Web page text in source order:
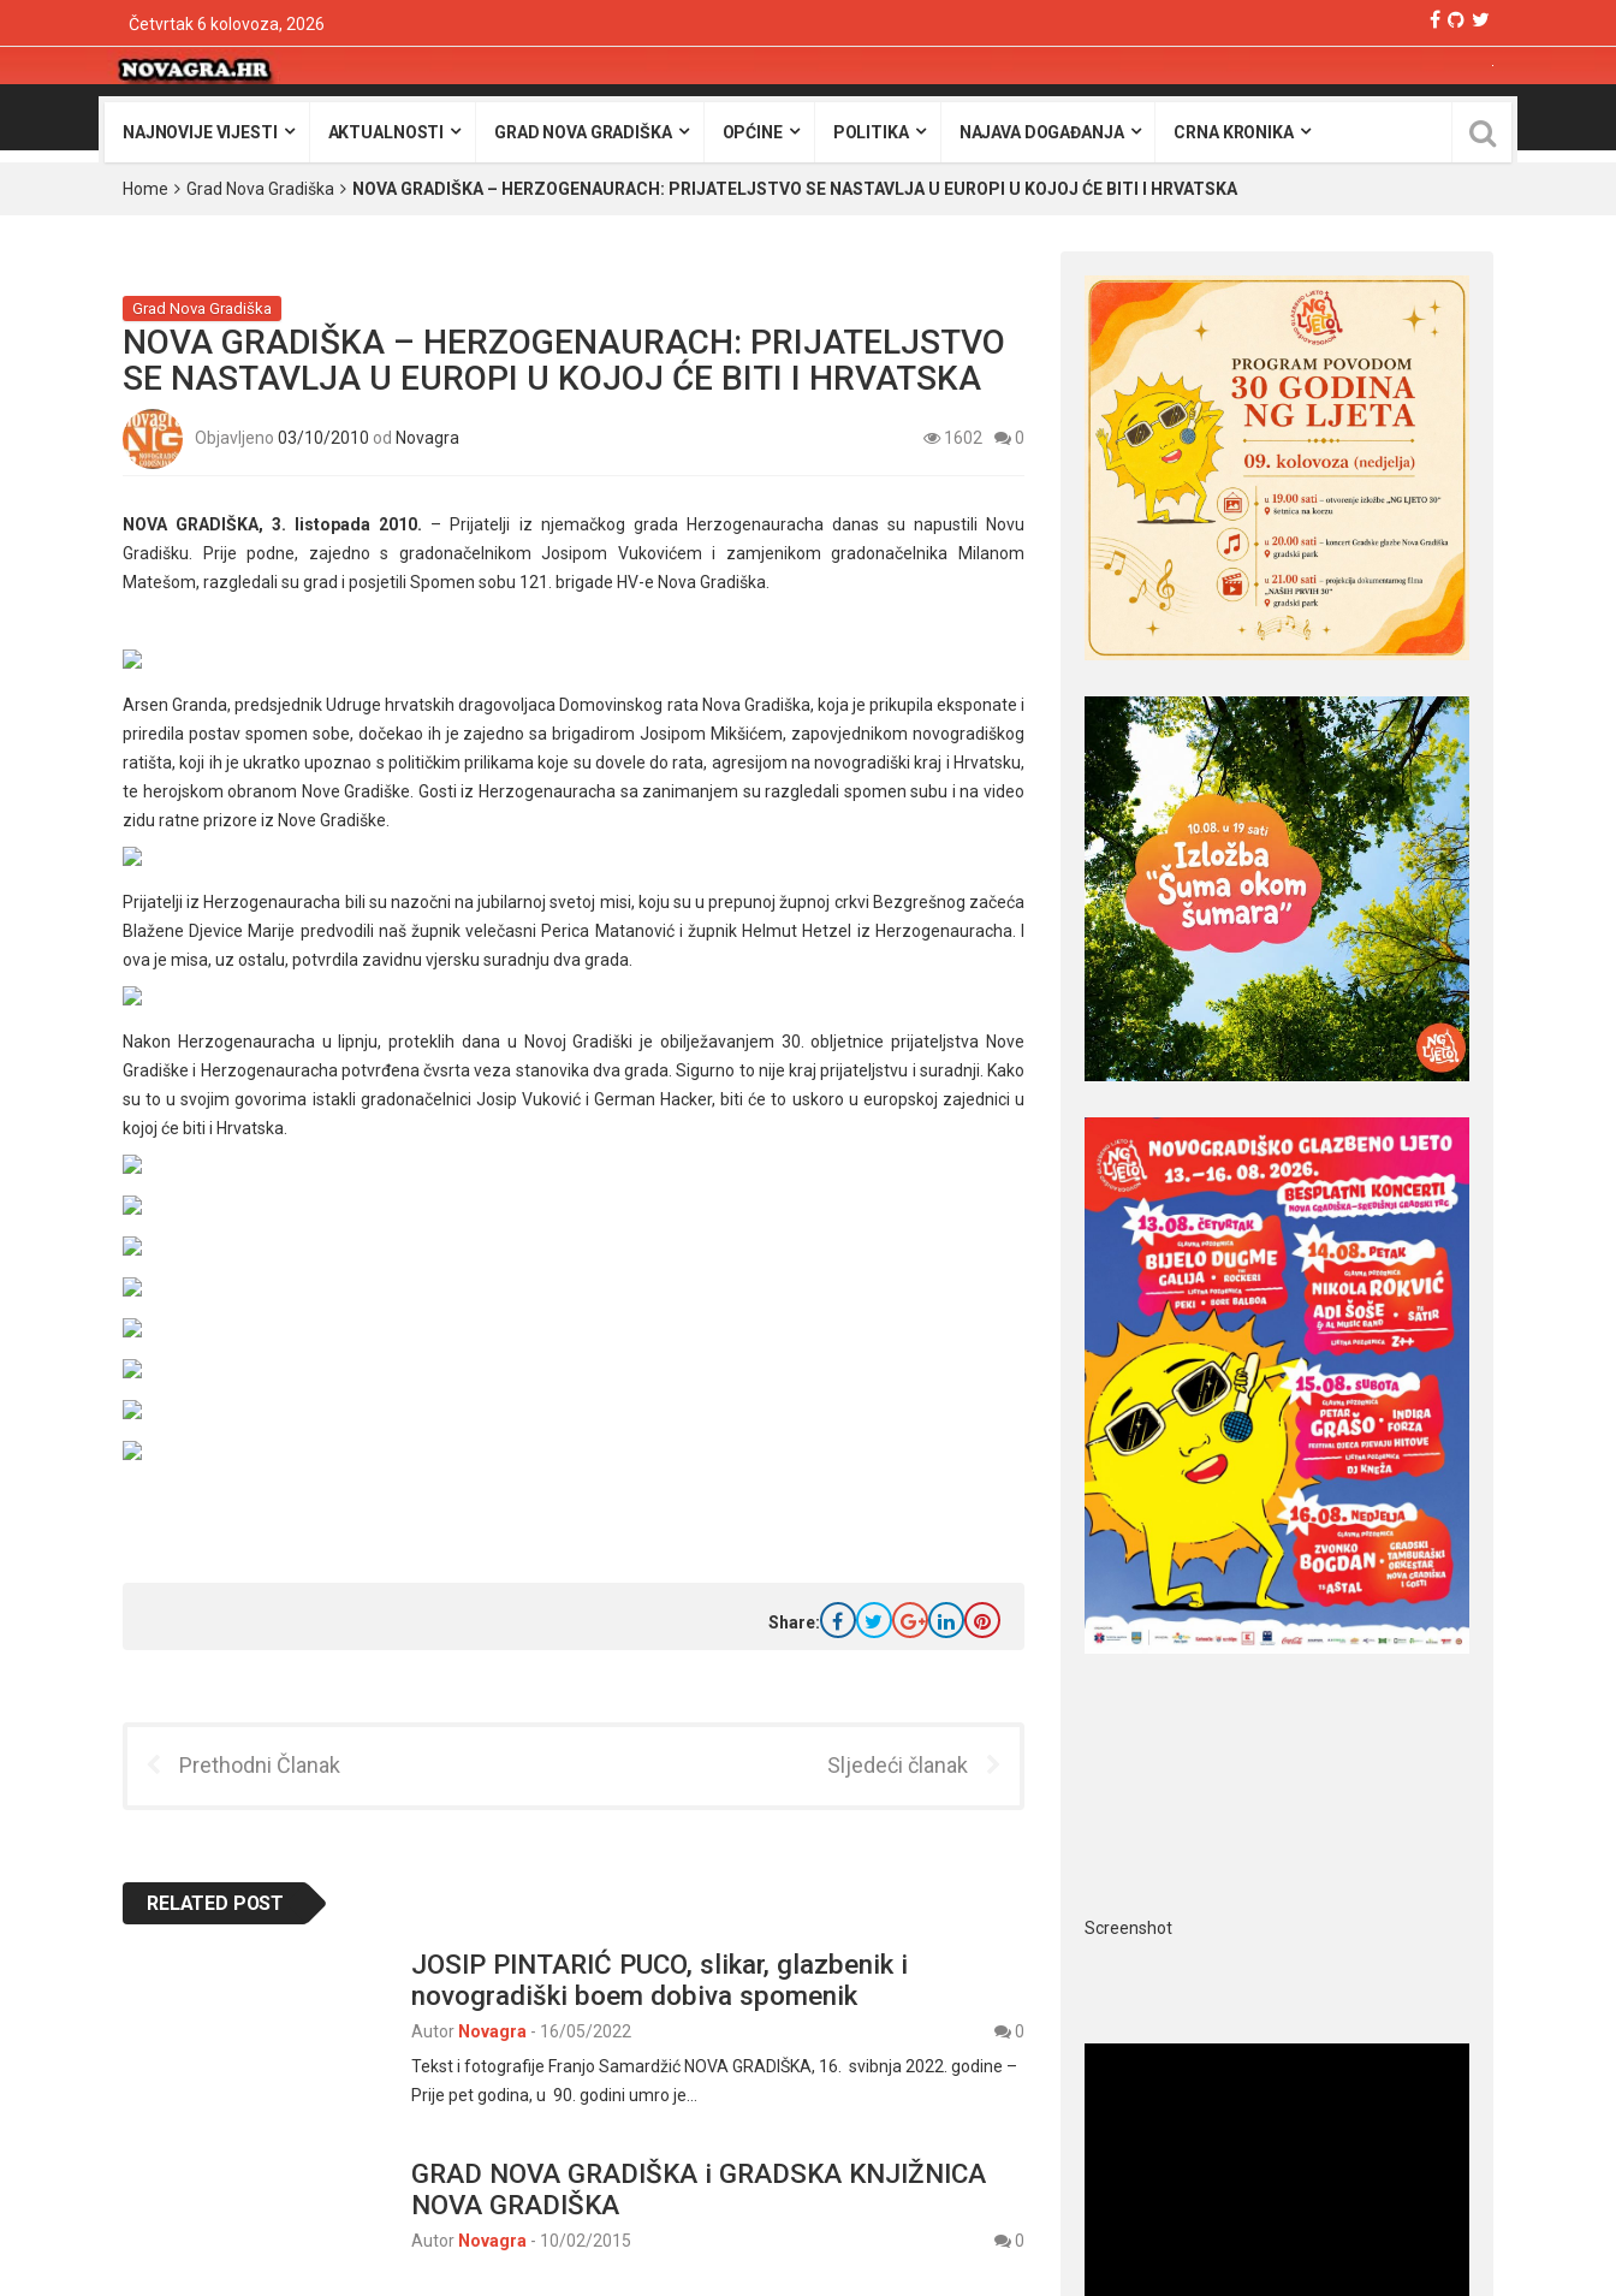
Četvrtak 6 kolovoza, 2026
NAJNOVIJE VIJESTI AKTUALNOSTI GRAD NOVA GRADIŠKA OPĆINE POLITIKA NAJAVA DOGAĐANJA CRNA KRONIKA
Home Grad Nova Gradiška NOVA GRADIŠKA – HERZOGENAURACH: PRIJATELJSTVO SE NASTAVLJA U EUROPI U KOJOJ ĆE BITI I HRVATSKA
Grad Nova Gradiška
NOVA GRADIŠKA – HERZOGENAURACH: PRIJATELJSTVO
SE NASTAVLJA U EUROPI U KOJOJ ĆE BITI I HRVATSKA
Objavljeno 03/10/2010 od Novagra 1602 0
NOVA GRADIŠKA, 3. listopada 2010. – Prijatelji iz njemačkog grada Herzogenauracha danas su napustili Novu
Gradišku. Prije podne, zajedno s gradonačelnikom Josipom Vukovićem i zamjenikom gradonačelnika Milanom
Matešom, razgledali su grad i posjetili Spomen sobu 121. brigade HV-e Nova Gradiška.
Arsen Granda, predsjednik Udruge hrvatskih dragovoljaca Domovinskog rata Nova Gradiška, koja je prikupila eksponate i
priredila postav spomen sobe, dočekao ih je zajedno sa brigadirom Josipom Mikšićem, zapovjednikom novogradiškog
ratišta, koji ih je ukratko upoznao s političkim prilikama koje su dovele do rata, agresijom na novogradiški kraj i Hrvatsku,
te herojskom obranom Nove Gradiške. Gosti iz Herzogenauracha sa zanimanjem su razgledali spomen subu i na video
zidu ratne prizore iz Nove Gradiške.
Prijatelji iz Herzogenauracha bili su nazočni na jubilarnoj svetoj misi, koju su u prepunoj župnoj crkvi Bezgrešnog začeća
Blažene Djevice Marije predvodili naš župnik velečasni Perica Matanović i župnik Helmut Hetzel iz Herzogenauracha. I
ova je misa, uz ostalu, potvrdila zavidnu vjersku suradnju dva grada.
Nakon Herzogenauracha u lipnju, proteklih dana u Novoj Gradiški je obilježavanjem 30. obljetnice prijateljstva Nove
Gradiške i Herzogenauracha potvrđena čvsrta veza stanovika dva grada. Sigurno to nije kraj prijateljstvu i suradnji. Kako
su to u svojim govorima istakli gradonačelnici Josip Vuković i German Hacker, biti će to uskoro u europskoj zajednici u
kojoj će biti i Hrvatska.
Share:
Prethodni Članak Sljedeći članak
RELATED POST
JOSIP PINTARIĆ PUCO, slikar, glazbenik i
novogradiški boem dobiva spomenik
Autor Novagra - 16/05/2022
0
Tekst i fotografije Franjo Samardžić NOVA GRADIŠKA, 16. svibnja 2022. godine –
Prije pet godina, u 90. godini umro je…
GRAD NOVA GRADIŠKA i GRADSKA KNJIŽNICA
NOVA GRADIŠKA
Autor Novagra - 10/02/2015 0
Screenshot